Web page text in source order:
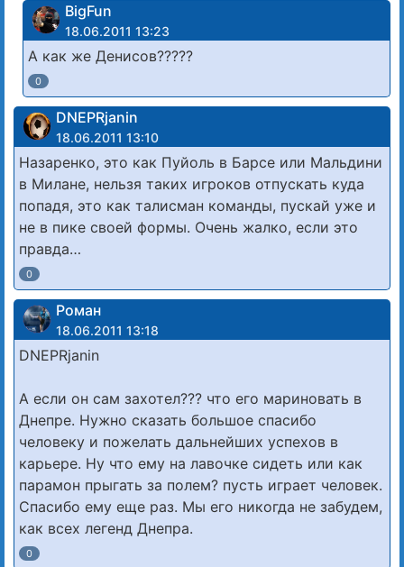
BigFun
18.06.2011 13:23
А как же Денисов?????
0
DNEPRjanin
18.06.2011 13:10
Назаренко, это как Пуйоль в Барсе или Мальдини
в Милане, нельзя таких игроков отпускать куда
попадя, это как талисман команды, пускай уже и
не в пике своей формы. Очень жалко, если это
правда…
0
Роман
18.06.2011 13:18
DNEPRjanin
А если он сам захотел??? что его мариновать в
Днепре. Нужно сказать большое спасибо
человеку и пожелать дальнейших успехов в
карьере. Ну что ему на лавочке сидеть или как
парамон прыгать за полем? пусть играет человек.
Спасибо ему еще раз. Мы его никогда не забудем,
как всех легенд Днепра.
0